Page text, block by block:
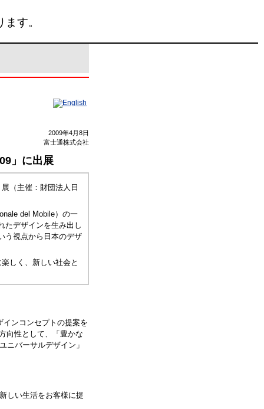
す。
2009年4月8日
富士通株式会社
」に出展
（主催：財団法人日
del Mobile）の一
たデザインを生み出し
う視点から日本のデザ
しく、新しい社会と
ンコンセプトの提案を
向性として、「豊かな
ニバーサルデザイン」
しい生活をお客様に提